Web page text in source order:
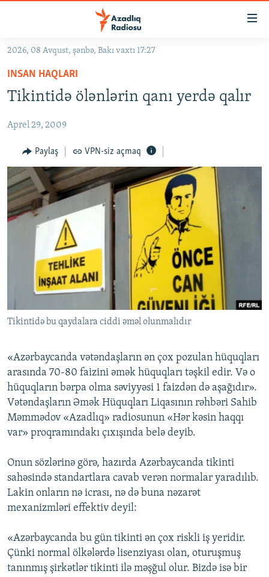
Əsas
qayıt
Əsas
qayıt
#İZAHLA
#ƏSLINDƏ
FƏRQƏ BAX
QANUNI DOĞRU
ARAŞDIRMA
MULTIMEDIA
VIDEO
FOTOQALEREYA
İNFOQRAFIKA
RADIO ARXIV
OXU ZALI
AZƏRBAYCAN ƏDƏBIYYATI KITABXANASI
İZ - MƏDƏNIYYƏT PROQRAMI
HAQQIMIZDA
MISSIYAMIZ
PEŞƏ ETIKASI VƏ JURNALISTIKA STANDARTLARIMIZ
MATERIALLARIMIZDAN ISTIFADƏ
BIZIMLƏ ƏLAQƏ
XƏBƏR BÜLLETENLƏRIMIZ
BIZI IZLƏ
2026, 08 Avqust, şənbə, Bakı vaxtı 17:27
INSAN HAQLARI
Tikintidə ölənlərin qanı yerdə qalır
Aprel 29, 2009
Paylaş VPN-siz açmaq
Tikintidə bu qaydalara ciddi əməl olunmalıdır
«Azərbaycanda vətəndaşların ən çox pozulan hüquqları
arasında 70-80 faizini əmək hüquqları təşkil edir. Və o
hüquqların bərpa olma səviyyəsi 1 faizdən də aşağıdır».
Vətəndaşların Əmək Hüquqları Liqasının rəhbəri Sahib
Məmmədov «Azadlıq» radiosunun «Hər kəsin haqqı
var» proqramındakı çıxışında belə deyib.
Onun sözlərinə görə, hazırda Azərbaycanda tikinti
sahəsində standartlara cavab verən normalar yaradılıb.
Lakin onların nə icrası, nə də buna nəzarət
mexanizmləri effektiv deyil:
«Azərbaycanda bu gün tikinti ən çox riskli iş yeridir.
Çünki normal ölkələrdə lisenziyası olan, oturuşmuş
tanınmış şirkətlər tikinti ilə məşğul olur. Bizdə isə bir